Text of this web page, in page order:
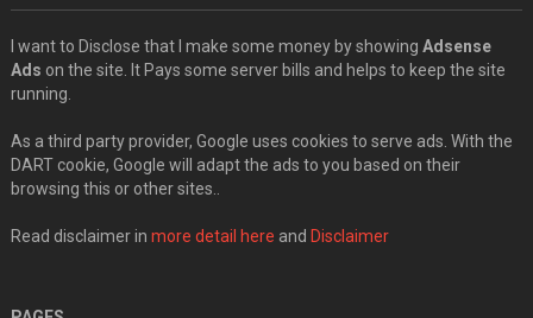
I want to Disclose that I make some money by showing Adsense
Ads on the site. It Pays some server bills and helps to keep the site
running.
As a third party provider, Google uses cookies to serve ads. With the
DART cookie, Google will adapt the ads to you based on their
browsing this or other sites..
Read disclaimer in more detail here and Disclaimer